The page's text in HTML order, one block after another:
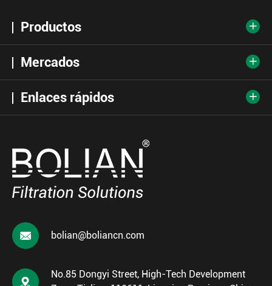
Productos 
Mercados 
Enlaces rápidos 
 bolian@boliancn.com

No.85 Dongyi Street, High-Tech Development